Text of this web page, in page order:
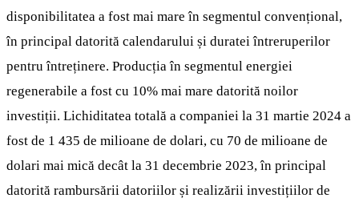
disponibilitatea a fost mai mare în segmentul convențional,
în principal datorită calendarului și duratei întreruperilor
pentru întreținere. Producția în segmentul energiei
regenerabile a fost cu 10% mai mare datorită noilor
investiții. Lichiditatea totală a companiei la 31 martie 2024 a
fost de 1 435 de milioane de dolari, cu 70 de milioane de
dolari mai mică decât la 31 decembrie 2023, în principal
datorită rambursării datoriilor și realizării investițiilor de